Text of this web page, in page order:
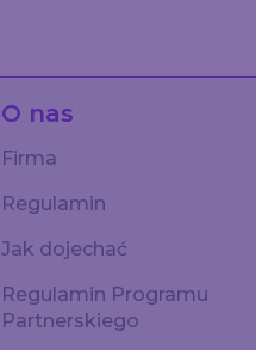
O nas
Firma
Regulamin
Jak dojechać
Regulamin Programu
Partnerskiego